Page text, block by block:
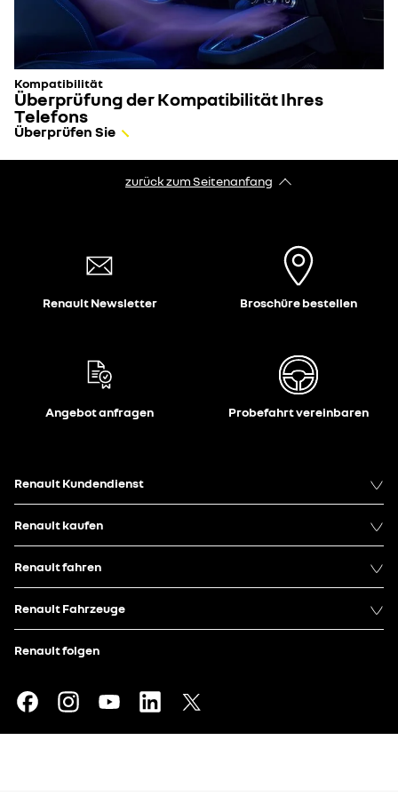
Kompatibilität
Überprüfung der Kompatibilität Ihres
Telefons
Überprüfen Sie
zurück zum Seitenanfang
Renault Newsletter Broschüre bestellen
Angebot anfragen Probefahrt vereinbaren
Renault Kundendienst
Renault kaufen
Renault fahren
Renault Fahrzeuge
Renault folgen